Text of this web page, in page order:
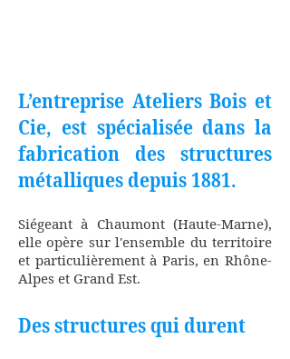
L’entreprise Ateliers Bois et
Cie, est spécialisée dans la
fabrication des structures
métalliques depuis 1881.
Siégeant à Chaumont (Haute-Marne),
elle opère sur l'ensemble du territoire
et particulièrement à Paris, en Rhône-
Alpes et Grand Est.
Des structures qui durent